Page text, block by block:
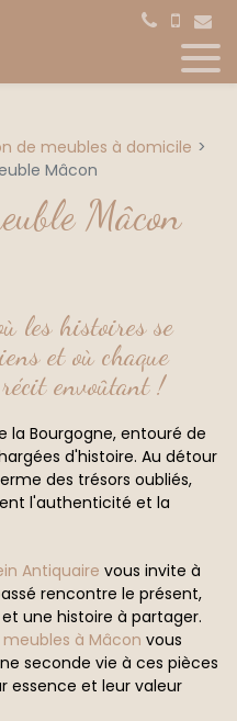
de meubles à domicile
Mâcon
Mâcon
les histoires se
et où chaque
envoûtant !
Bourgogne, entouré de
d'histoire. Au détour
des trésors oubliés,
l'authenticité et la
Antiquaire vous invite à
rencontre le présent,
une histoire à partager.
à Mâcon vous
seconde vie à ces pièces
essence et leur valeur